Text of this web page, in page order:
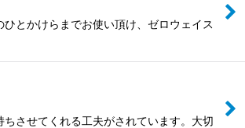
とかけらまでお使い頂け、ゼロウェイス
させてくれる工夫がされています。大切